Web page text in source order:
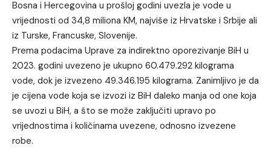
Bosna i Hercegovina u prošloj godini uvezla je vode u
vrijednosti od 34,8 miliona KM, najviše iz Hrvatske i Srbije ali
iz Turske, Francuske, Slovenije.
Prema podacima Uprave za indirektno oporezivanje BiH u
2023. godini uvezeno je ukupno 60.479.292 kilograma
vode, dok je izvezeno 49.346.195 kilograma. Zanimljivo je da
je cijena vode koja se izvozi iz BiH daleko manja od one koja
se uvozi u BiH, a što se može zaključiti upravo po
vrijednostima i količinama uvezene, odnosno izvezene
robe.